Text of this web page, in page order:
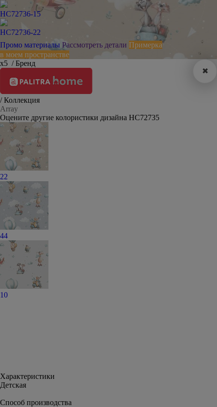
HC72736-15
HC72736-22
Промо материалы Рассмотреть детали Примерка
в моем пространстве
х5
✖
/ Бренд
/ Коллекция
Array
Оцените другие колористики дизайна HC72735
22
44
10
Характеристики
Детская
Способ производства